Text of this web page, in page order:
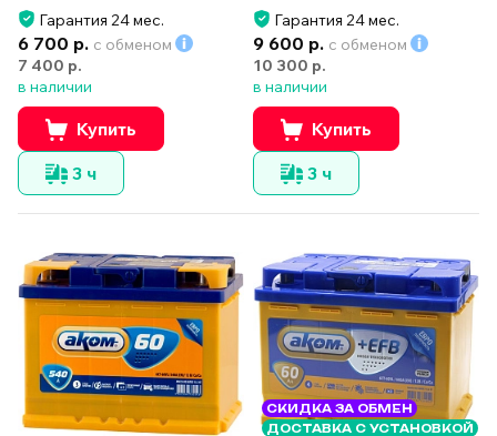
Гарантия 24 мес.
6 700 р. с обменом
7 400 р.
в наличии
Купить
3 ч
Гарантия 24 мес.
9 600 р. с обменом
10 300 р.
в наличии
Купить
3 ч
СКИДКА ЗА ОБМЕН
ДОСТАВКА С УСТАНОВКОЙ